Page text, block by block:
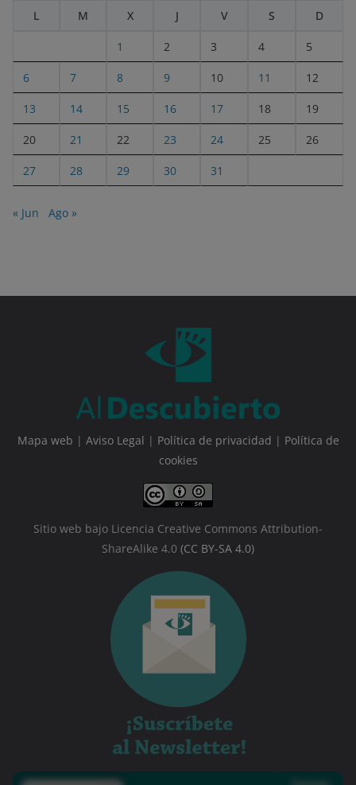
L
M X J V S D
1 2 3 4 5
6 7 8 9 10 11 12
13 14 15 16 17 18 19
20 21 22 23 24 25 26
27 28 29 30 31
« Jun Ago »
Mapa web | Aviso Legal | Política de privacidad | Política de
cookies
Sitio web bajo Licencia Creative Commons Attribution-
ShareAlike 4.0 (CC BY-SA 4.0)